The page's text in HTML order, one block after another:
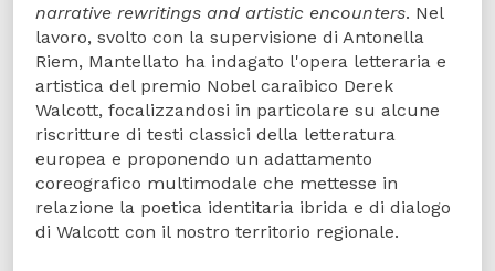
narrative rewritings and artistic encounters. Nel
lavoro, svolto con la supervisione di Antonella
Riem, Mantellato ha indagato l'opera letteraria e
artistica del premio Nobel caraibico Derek
Walcott, focalizzandosi in particolare su alcune
riscritture di testi classici della letteratura
europea e proponendo un adattamento
coreografico multimodale che mettesse in
relazione la poetica identitaria ibrida e di dialogo
di Walcott con il nostro territorio regionale.